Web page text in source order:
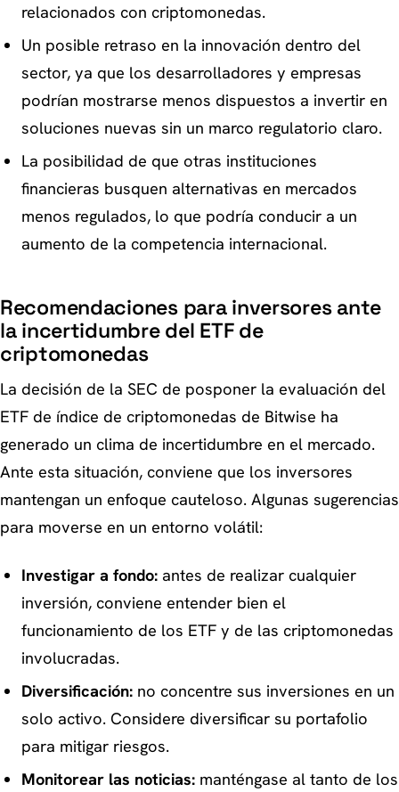
relacionados con criptomonedas.
Un posible retraso en la innovación dentro del
sector, ya que los desarrolladores y empresas
podrían mostrarse menos dispuestos a invertir en
soluciones nuevas sin un marco regulatorio claro.
La posibilidad de que otras instituciones
financieras busquen alternativas en mercados
menos regulados, lo que podría conducir a un
aumento de la competencia internacional.
Recomendaciones para inversores ante
la incertidumbre del ETF de
criptomonedas
La decisión de la SEC de posponer la evaluación del
ETF de índice de criptomonedas de Bitwise ha
generado un clima de incertidumbre en el mercado.
Ante esta situación, conviene que los inversores
mantengan un enfoque cauteloso. Algunas sugerencias
para moverse en un entorno volátil:
Investigar a fondo:antes de realizar cualquier
inversión, conviene entender bien el
funcionamiento de los ETF y de las criptomonedas
involucradas.
Diversificación:no concentre sus inversiones en un
solo activo. Considere diversificar su portafolio
para mitigar riesgos.
Monitorear las noticias:manténgase al tanto de los